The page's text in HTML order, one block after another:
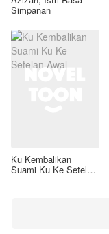
Simpanan
Ku Kembalikan
Suami Ku Ke Setelan